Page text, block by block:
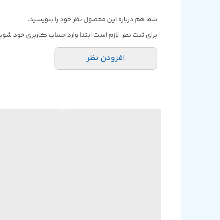
شما هم درباره این محصول نظر خود را بنویسید.
برای ثبت نظر، لازم است ابتدا وارد حساب کاربری خود
افزودن نظر